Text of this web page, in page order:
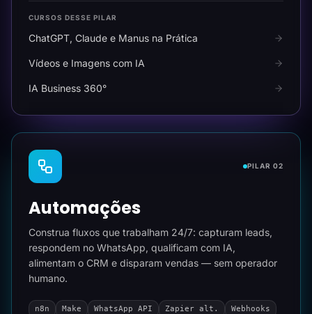
CURSOS DESSE PILAR
ChatGPT, Claude e Manus na Prática
Vídeos e Imagens com IA
IA Business 360°
PILAR 02
Automações
Construa fluxos que trabalham 24/7: capturam leads,
respondem no WhatsApp, qualificam com IA,
alimentam o CRM e disparam vendas — sem operador
humano.
n8n Make WhatsApp API Zapier alt. Webhooks